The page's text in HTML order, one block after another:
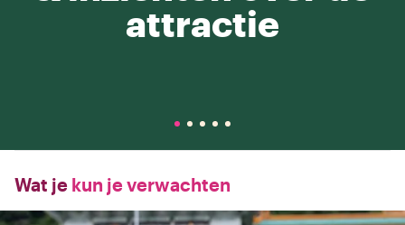
attractie
Wat je kun je verwachten